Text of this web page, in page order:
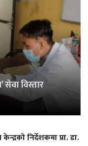
सेवा विस्तार
निर्देशकमा प्रा. डा.